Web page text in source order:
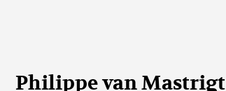
Philippe van Mastrigt